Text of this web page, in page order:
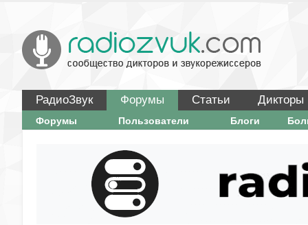
РадиоЗвук Форумы Статьи Дикторы
Форумы Пользователи Блоги